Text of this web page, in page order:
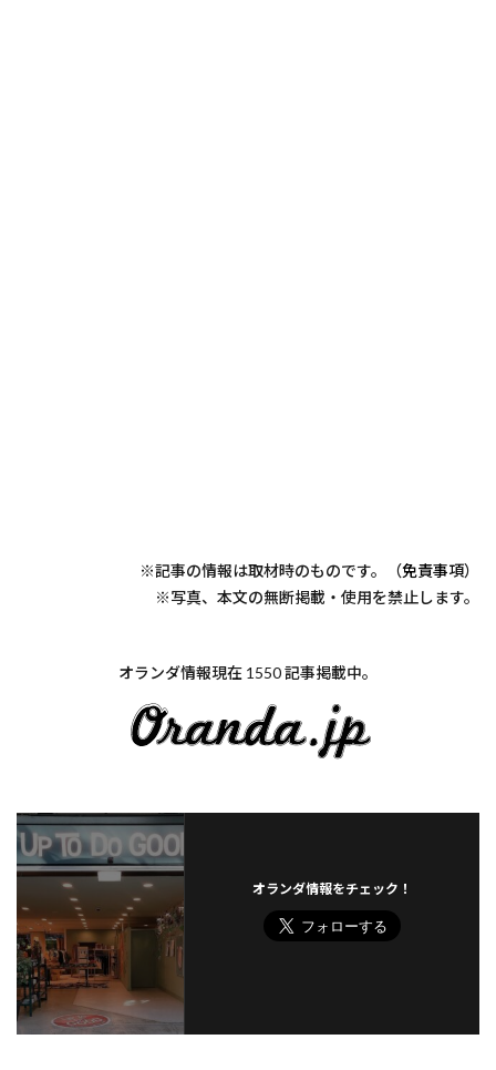
※記事の情報は取材時のものです。（免責事項）
※写真、本文の無断掲載・使用を禁止します。
オランダ情報現在 1550 記事掲載中。
オランダ情報をチェック！